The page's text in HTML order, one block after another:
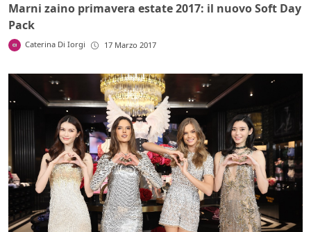
Marni zaino primavera estate 2017: il nuovo Soft Day
Pack
Caterina Di Iorgi 17 Marzo 2017